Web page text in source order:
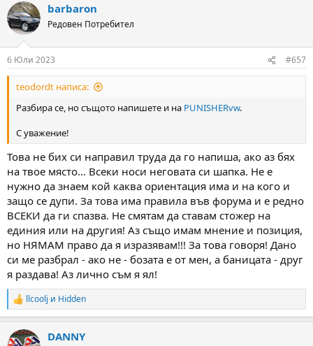
c
t
i
s
:
barbaron
Редовен Потребител
6 Юли 2023 #657
teodordt написа:
Разбира се, но същото напишете и на PUNISHERvw.
С уважение!
Това не бих си направил труда да го напиша, ако аз бях
на твое място... Всеки носи неговата си шапка. Не е
нужно да знаем кой каква ориентация има и на кого и
защо се дупи. За това има правила във форума и е редно
ВСЕКИ да ги спазва. Не смятам да ставам стожер на
единия или на другия! Аз също имам мнение и позиция,
но НЯМАМ право да я изразявам!!! За това говоря! Дано
си ме разбрал - ако не - бозата е от мен, а баницата - друг
я раздава! Аз лично съм я ял!
R
e
c
llcoolj и Hidden
DANNY